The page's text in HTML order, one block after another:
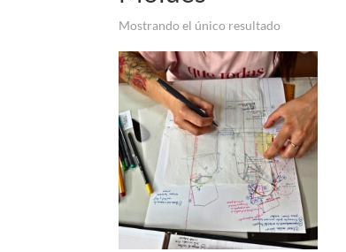
Mostrando el único resultado